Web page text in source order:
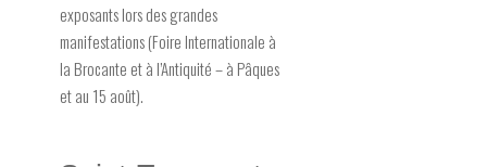
exposants lors des grandes
manifestations (Foire Internationale à
la Brocante et à l’Antiquité – à Pâques
et au 15 août).